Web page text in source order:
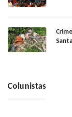
Colunistas